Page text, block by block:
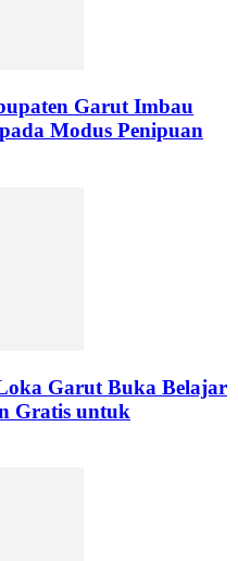
Garut Imbau
Modus Penipuan
Garut Buka Belajar
Gratis untuk